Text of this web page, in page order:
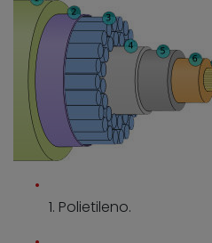
1. Polietileno.